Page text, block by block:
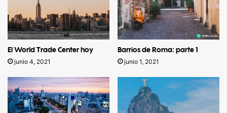
El World Trade Center hoy
junio 4, 2021
Barrios de Roma: parte 1
junio 1, 2021